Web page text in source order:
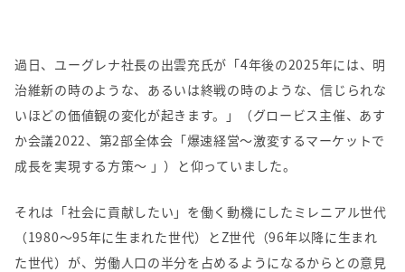
過日、ユーグレナ社長の出雲充氏が「4年後の2025年には、明
治維新の時のような、あるいは終戦の時のような、信じられな
いほどの価値観の変化が起きます。」（グロービス主催、あす
か会議2022、第2部全体会「爆速経営～激変するマーケットで
成長を実現する方策～ 」）と仰っていました。
それは「社会に貢献したい」を働く動機にしたミレニアル世代
（1980～95年に生まれた世代）と Z世代（96年以降に生まれ
た世代）が、労働人口の半分を占めるようになるからとの意見